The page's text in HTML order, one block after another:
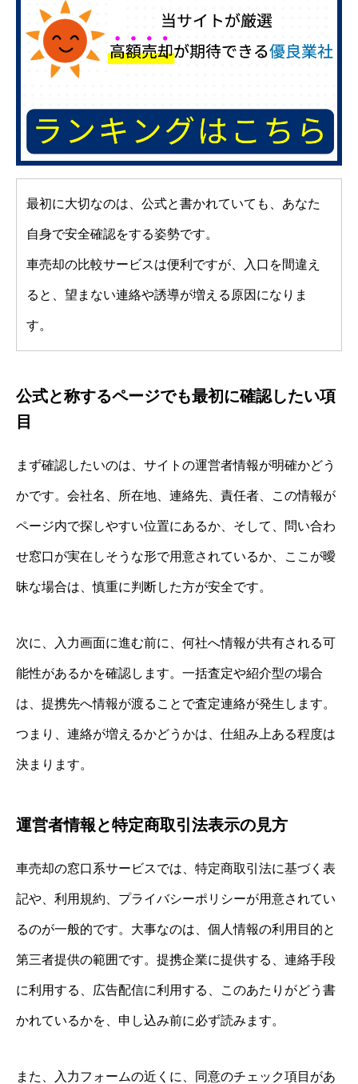
最初に大切なのは、公式と書かれていても、あなた
自身で安全確認をする姿勢です。
車売却の比較サービスは便利ですが、入口を間違え
ると、望まない連絡や誘導が増える原因になりま
す。
公式と称するページでも最初に確認したい項
目
まず確認したいのは、サイトの運営者情報が明確かどう
かです。会社名、所在地、連絡先、責任者、この情報が
ページ内で探しやすい位置にあるか、そして、問い合わ
せ窓口が実在しそうな形で用意されているか、ここが曖
昧な場合は、慎重に判断した方が安全です。
次に、入力画面に進む前に、何社へ情報が共有される可
能性があるかを確認します。一括査定や紹介型の場合
は、提携先へ情報が渡ることで査定連絡が発生します。
つまり、連絡が増えるかどうかは、仕組み上ある程度は
決まります。
運営者情報と特定商取引法表示の見方
車売却の窓口系サービスでは、特定商取引法に基づく表
記や、利用規約、プライバシーポリシーが用意されてい
るのが一般的です。大事なのは、個人情報の利用目的と
第三者提供の範囲です。提携企業に提供する、連絡手段
に利用する、広告配信に利用する、このあたりがどう書
かれているかを、申し込み前に必ず読みます。
また、入力フォームの近くに、同意のチェック項目があ